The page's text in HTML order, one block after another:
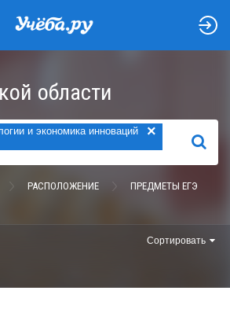
области
и экономика инноваций
×
НАЙТИ
РАСПОЛОЖЕНИЕ ПРЕДМЕТЫ ЕГЭ
Сортировать